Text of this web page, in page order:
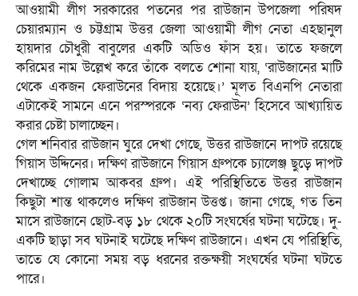
আওয়ামী লীগ সরকারের পতনের পর রাউজান উপজেলা পরিষদ
চেয়ারম্যান ও চট্টগ্রাম উত্তর জেলা আওয়ামী লীগ নেতা এহছানুল
হায়দার চৌধুরী বাবুলের একটি অডিও ফাঁস হয়। তাতে ফজলে
করিমের নাম উল্লেখ করে তাঁকে বলতে শোনা যায়, ‘রাউজানের মাটি
থেকে একজন ফেরাউনের বিদায় হয়েছে।’ মূলত বিএনপি নেতারা
এটাকেই সামনে এনে পরস্পরকে ‘নব্য ফেরাউন’ হিসেবে আখ্যায়িত
করার চেষ্টা চালাচ্ছেন।
গেল শনিবার রাউজান ঘুরে দেখা গেছে, উত্তর রাউজানে দাপট রয়েছে
গিয়াস উদ্দিনের। দক্ষিণ রাউজানে গিয়াস গ্রুপকে চ্যালেঞ্জ ছুড়ে দাপট
দেখাচ্ছে গোলাম আকবর গ্রুপ। এই পরিস্থিতিতে উত্তর রাউজান
কিছুটা শান্ত থাকলেও দক্ষিণ রাউজান উত্তপ্ত। জানা গেছে, গত তিন
মাসে রাউজানে ছোট-বড় ১৮ থেকে ২০টি সংঘর্ষের ঘটনা ঘটেছে। দু-
একটি ছাড়া সব ঘটনাই ঘটেছে দক্ষিণ রাউজানে। এখন যে পরিস্থিতি,
তাতে যে কোনো সময় বড় ধরনের রক্তক্ষয়ী সংঘর্ষের ঘটনা ঘটতে
পারে।